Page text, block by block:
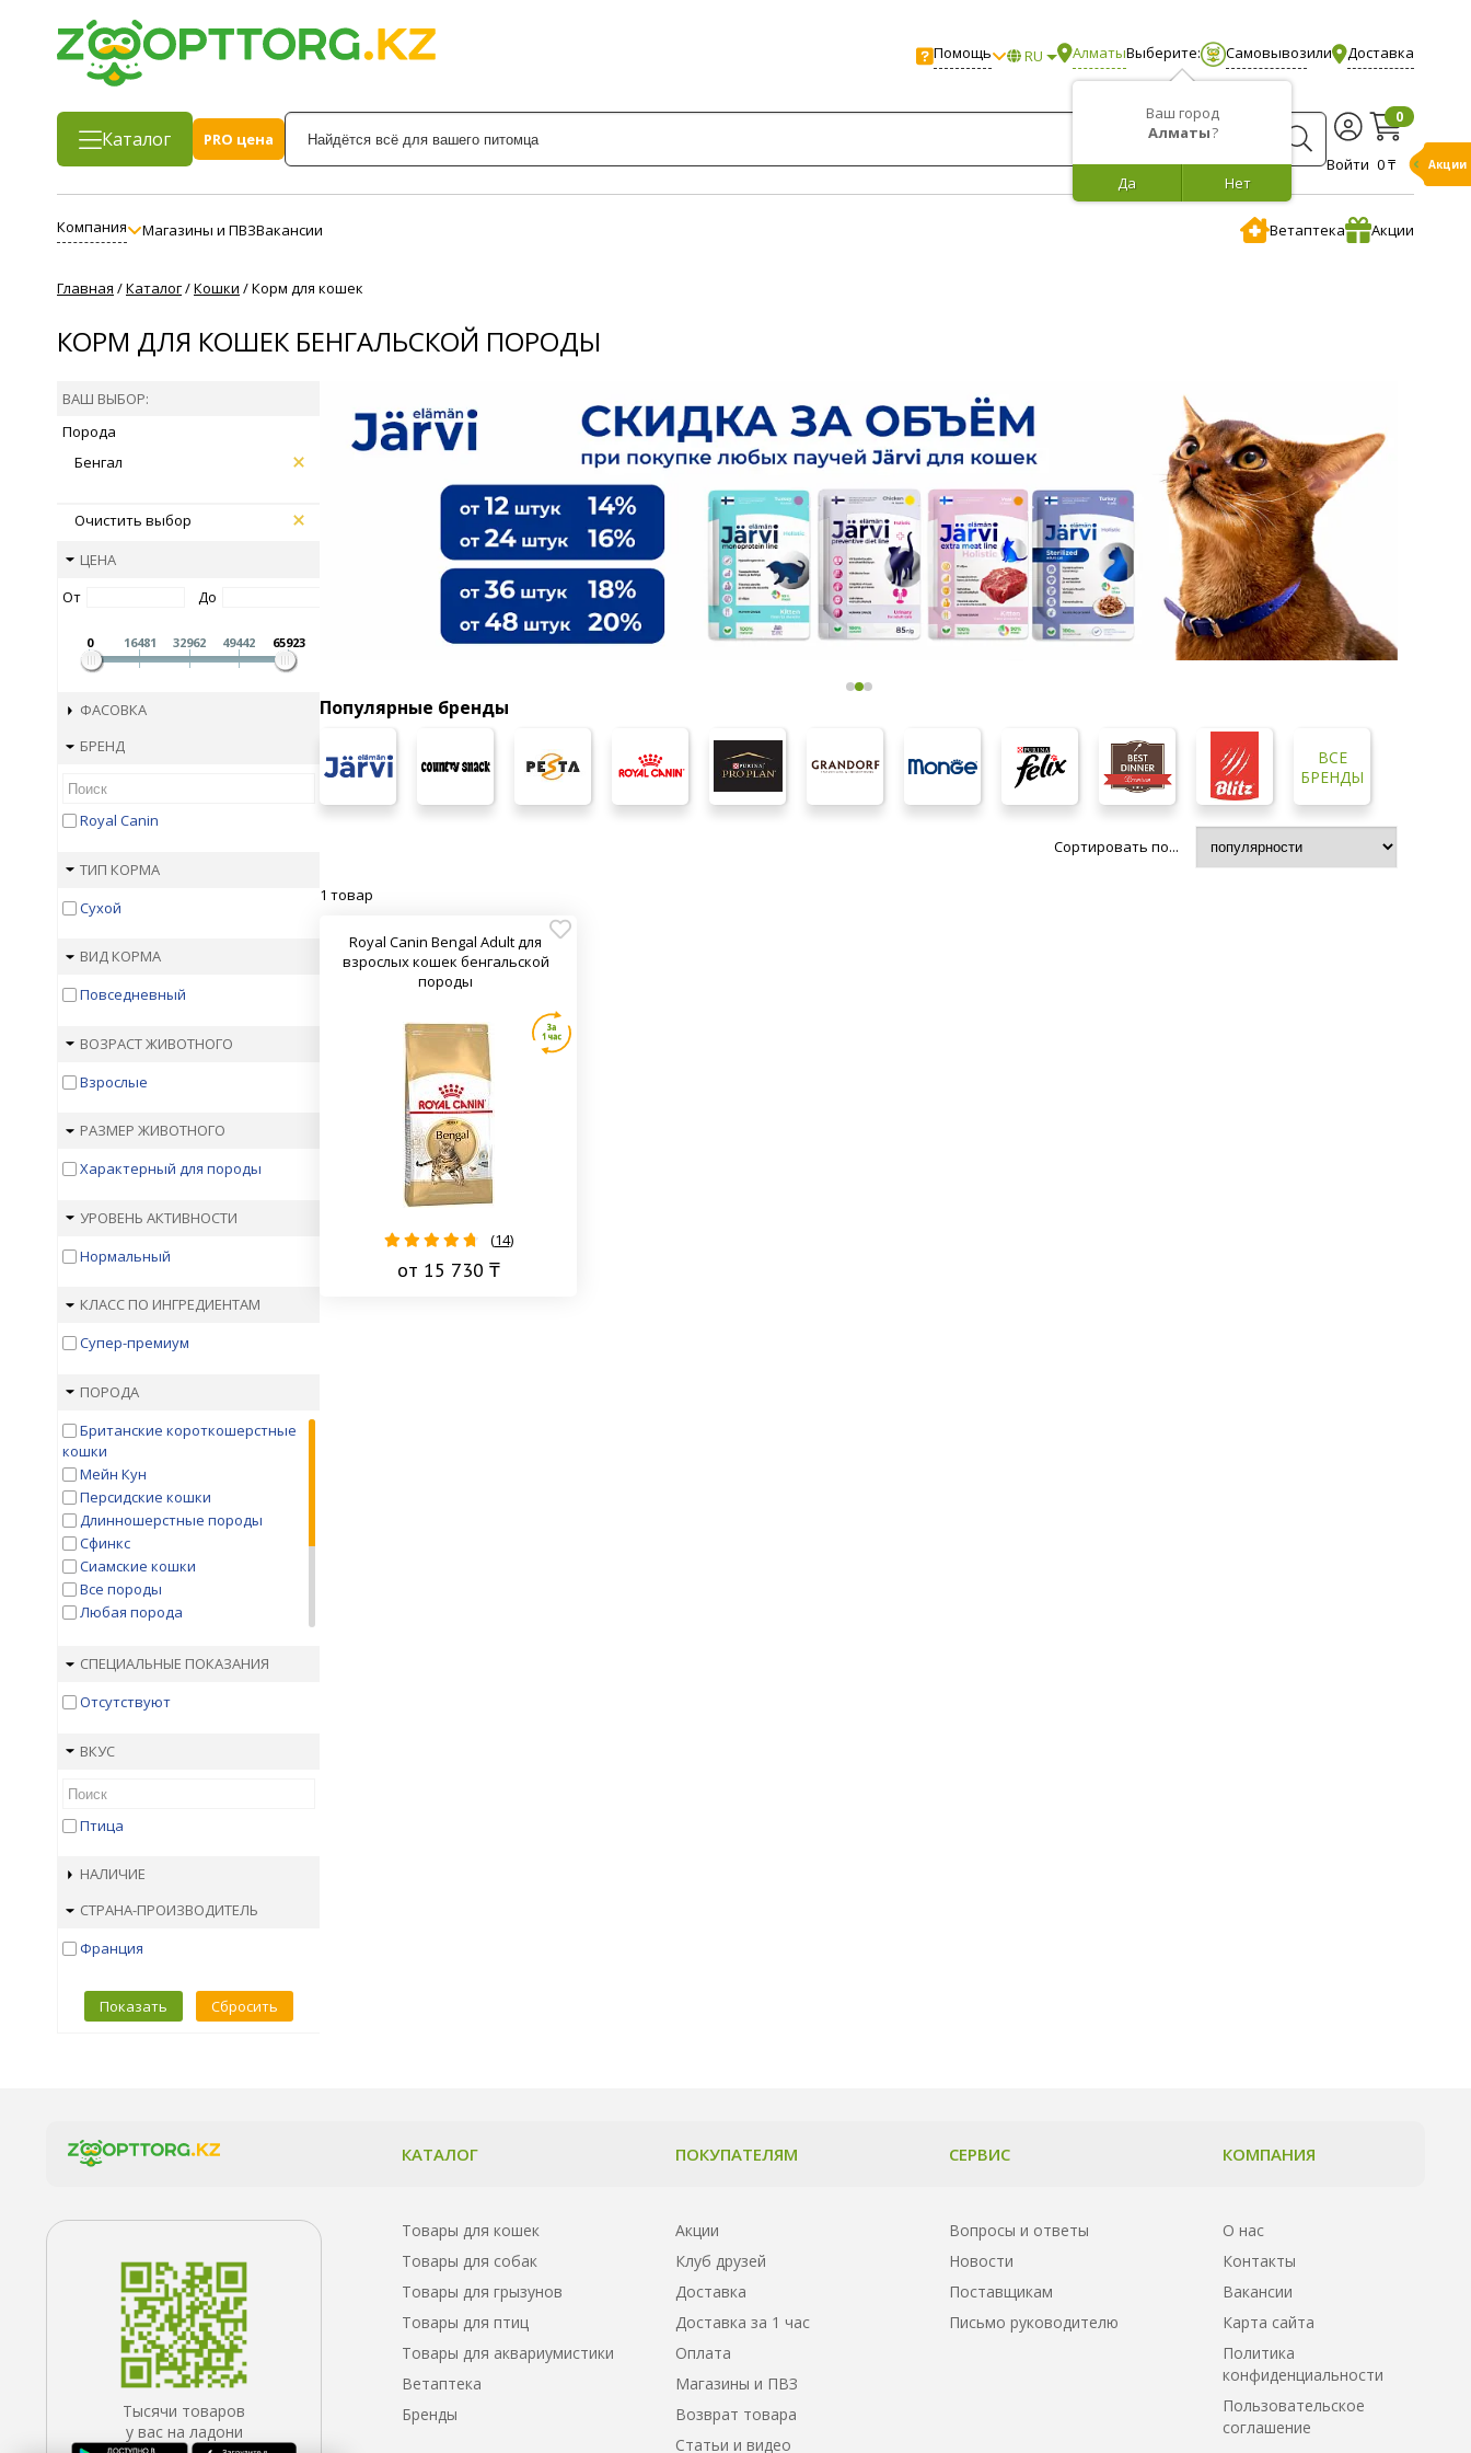
Помощь RU Алматы
Ваш город
Алматы?
Нет
Да
Выберите: Самовывозили Доставка
Каталог
PRO цена
Войти
0
0 ₸
Компания Магазины и ПВЗВакансии Ветаптека Акции
Главная /Каталог/Кошки /Корм для кошек
КОРМ ДЛЯ КОШЕК БЕНГАЛЬСКОЙ ПОРОДЫ
ВАШ ВЫБОР:
Порода
Бенгал
Очистить выбор
ЦЕНА
От
До
0 16481 32962 49442 65923
ФАСОВКА
БРЕНД
Royal Canin
ТИП КОРМА
Сухой
ВИД КОРМА
Повседневный
ВОЗРАСТ ЖИВОТНОГО
Взрослые
РАЗМЕР ЖИВОТНОГО
Характерный для породы
УРОВЕНЬ АКТИВНОСТИ
Нормальный
КЛАСС ПО ИНГРЕДИЕНТАМ
Супер-премиум
ПОРОДА
Британские короткошерстные
кошки
Мейн Кун
Персидские кошки
Длинношерстные породы
Сфинкс
Сиамские кошки
Все породы
Любая порода
Бенгал
Сибирская
Характерно породе
СПЕЦИАЛЬНЫЕ ПОКАЗАНИЯ
Отсутствуют
ВКУС
Птица
НАЛИЧИЕ
СТРАНА-ПРОИЗВОДИТЕЛЬ
Франция
Показать Сбросить
Популярные бренды
ВСЕ
БРЕНДЫ
Сортировать по...
1 товар
Royal Canin Bengal Adult для
взрослых кошек бенгальской
породы
(14)
от 15 730 ₸
Тысячи товаров
у вас на ладони
КАТАЛОГ
Товары для кошек
Товары для собак
Товары для грызунов
Товары для птиц
Товары для аквариумистики
Ветаптека
Бренды
ПОКУПАТЕЛЯМ
Акции
Клуб друзей
Доставка
Доставка за 1 час
Оплата
Магазины и ПВЗ
Возврат товара
Статьи и видео
СЕРВИС
Вопросы и ответы
Новости
Поставщикам
Письмо руководителю
КОМПАНИЯ
О нас
Контакты
Вакансии
Карта сайта
Политика
конфиденциальности
Пользовательское
соглашение
Акции